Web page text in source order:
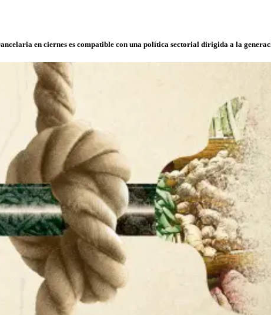
en ciernes es compatible con una política sectorial dirigida a la